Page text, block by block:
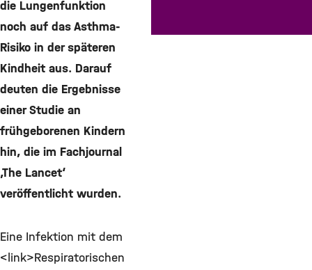
die Lungenfunktion
noch auf das Asthma-
Risiko in der späteren
Kindheit aus. Darauf
deuten die Ergebnisse
einer Studie an
frühgeborenen Kindern
hin, die im Fachjournal
‚The Lancet‘
veröffentlicht wurden.
Eine Infektion mit dem
<link>Respiratorischen